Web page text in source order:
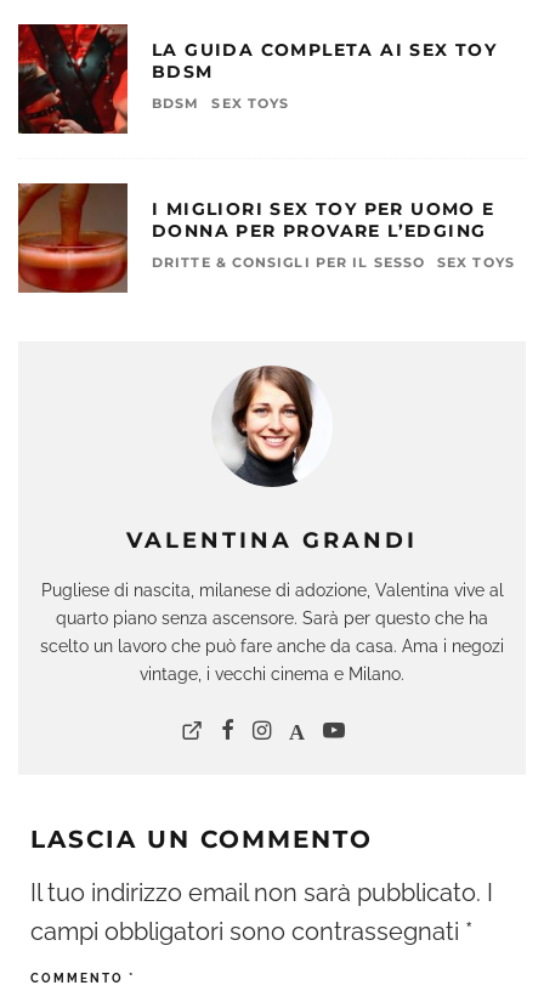
VALENTINA GRANDI
Pugliese di nascita, milanese di adozione, Valentina vive al
quarto piano senza ascensore. Sarà per questo che ha
scelto un lavoro che può fare anche da casa. Ama i negozi
vintage, i vecchi cinema e Milano.
LA GUIDA COMPLETA AI SEX TOY
BDSM
BDSM SEX TOYS
I MIGLIORI SEX TOY PER UOMO E
DONNA PER PROVARE L’EDGING
DRITTE & CONSIGLI PER IL SESSO SEX TOYS
LASCIA UN COMMENTO
Il tuo indirizzo email non sarà pubblicato. I
campi obbligatori sono contrassegnati *
COMMENTO *